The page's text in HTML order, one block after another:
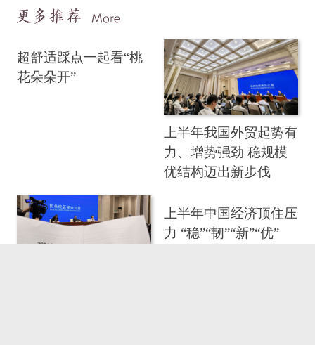
超舒适踩点一起看“桃
花朵朵开”
上半年我国外贸起势有
力、增势强劲 稳规模
优结构迈出新步伐
上半年中国经济顶住压
力 “稳”“韧”“新”“优”